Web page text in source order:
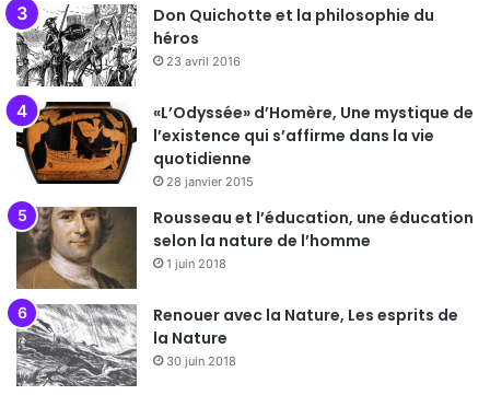
Don Quichotte et la philosophie du
héros
23 avril 2016
«L’Odyssée» d’Homère, Une mystique de
l’existence qui s’affirme dans la vie
quotidienne
28 janvier 2015
Rousseau et l’éducation, une éducation
selon la nature de l’homme
1 juin 2018
Renouer avec la Nature, Les esprits de
la Nature
30 juin 2018